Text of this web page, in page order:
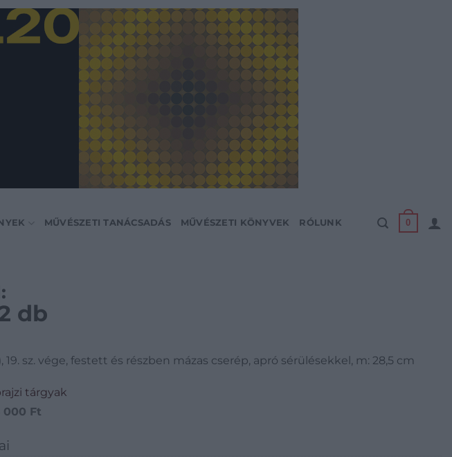
MŰVÉSZETI TANÁCSADÁS MŰVÉSZETI KÖNYVEK RÓLUNK 0
db
19. sz. vége, festett és részben mázas cserép, apró sérülésekkel, m: 28,5 cm
tárgyak
000 Ft